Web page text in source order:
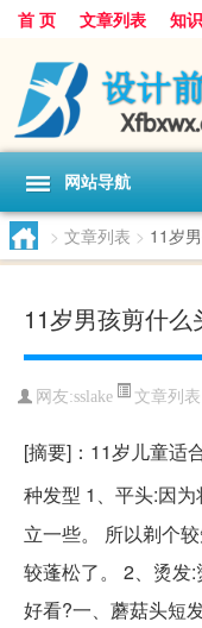
首 页 文章列表 知
网站导航
> 文章列表 > 11岁
11岁男孩剪什么
网友:sslake 文章列表
[摘要]：11岁儿童适
种发型 1、平头:因为
立一些。 所以剃个
较蓬松了。 2、烫发
好看?一、蘑菇头短